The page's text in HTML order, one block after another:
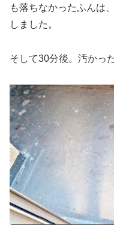
も落ちなかったふんは
しました。
そして30分後。汚かっ